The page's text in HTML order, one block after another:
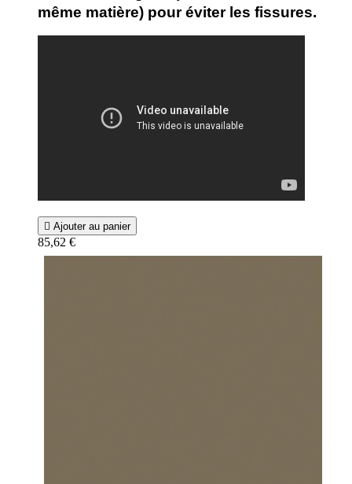
même matière) pour éviter les fissures.
 Ajouter au panier
85,62 €